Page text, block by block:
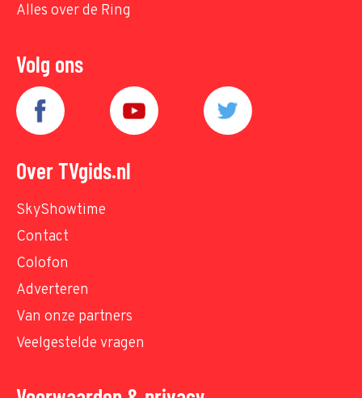
Alles over de Ring
Volg ons
Over TVgids.nl
SkyShowtime
Contact
Colofon
Adverteren
Van onze partners
Veelgestelde vragen